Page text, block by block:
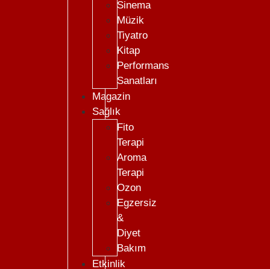
Sinema
Müzik
Tiyatro
Kitap
Performans
Sanatları
Magazin
Sağlık
Fito
Terapi
Aroma
Terapi
Ozon
Egzersiz
&
Diyet
Bakım
Etkinlik